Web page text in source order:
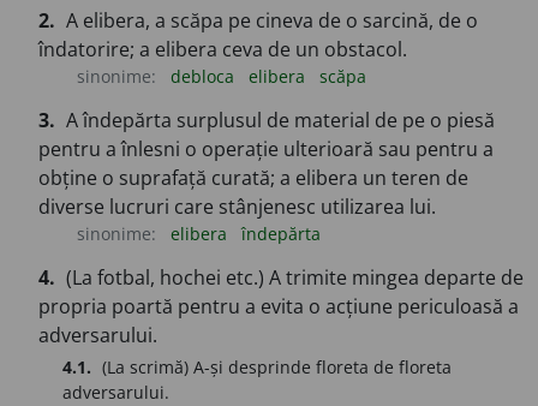
2. A elibera, a scăpa pe cineva de o sarcină, de o
îndatorire; a elibera ceva de un obstacol.
sinonime: debloca elibera scăpa
3. A îndepărta surplusul de material de pe o piesă
pentru a înlesni o operație ulterioară sau pentru a
obține o suprafață curată; a elibera un teren de
diverse lucruri care stânjenesc utilizarea lui.
sinonime: elibera îndepărta
4. (La fotbal, hochei etc.) A trimite mingea departe de
propria poartă pentru a evita o acțiune periculoasă a
adversarului.
4.1. (La scrimă) A-și desprinde floreta de floreta
adversarului.